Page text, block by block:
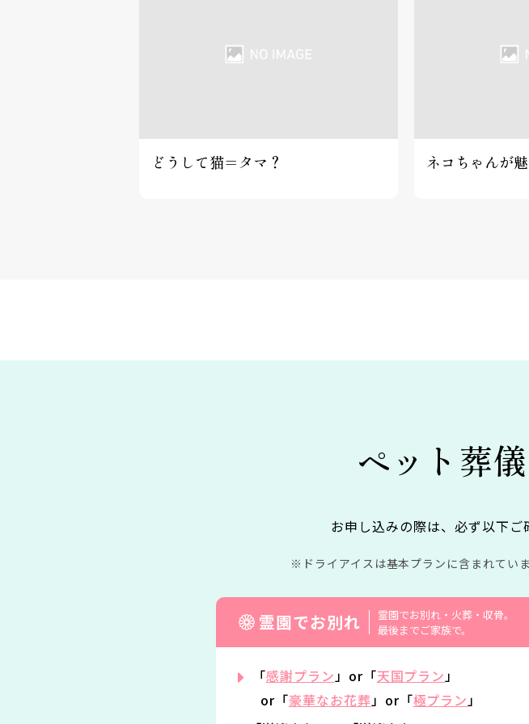
どうして猫＝タマ？ ネコちゃんが
ペット葬
お申し込みの際は、必ず以下ご
ドライアイスは基本プランに含まれていま
霊園でお別れ
霊園でお別れ・火葬・収骨。
最後までご家族で。
「感謝プラン」or「天国プラン」
or「豪華なお花葬」or「極プラン」